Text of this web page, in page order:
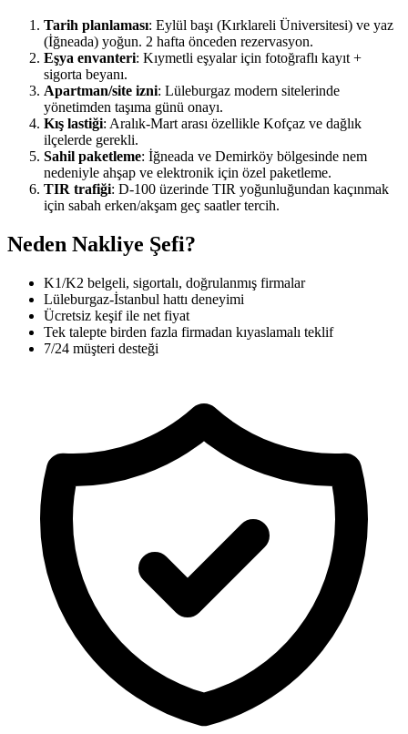
Tarih planlaması: Eylül başı (Kırklareli Üniversitesi) ve yaz
(İğneada) yoğun. 2 hafta önceden rezervasyon.
Eşya envanteri: Kıymetli eşyalar için fotoğraflı kayıt +
sigorta beyanı.
Apartman/site izni: Lüleburgaz modern sitelerinde
yönetimden taşıma günü onayı.
Kış lastiği: Aralık-Mart arası özellikle Kofçaz ve dağlık
ilçelerde gerekli.
Sahil paketleme: İğneada ve Demirköy bölgesinde nem
nedeniyle ahşap ve elektronik için özel paketleme.
TIR trafiği: D-100 üzerinde TIR yoğunluğundan kaçınmak
için sabah erken/akşam geç saatler tercih.
Neden Nakliye Şefi?
K1/K2 belgeli, sigortalı, doğrulanmış firmalar
Lüleburgaz-İstanbul hattı deneyimi
Ücretsiz keşif ile net fiyat
Tek talepte birden fazla firmadan kıyaslamalı teklif
7/24 müşteri desteği